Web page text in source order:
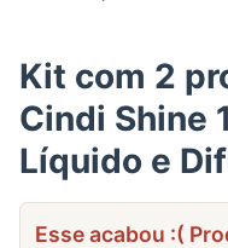
Kit com 2
Cindi Shine
Líquido e
Esse acabou :(